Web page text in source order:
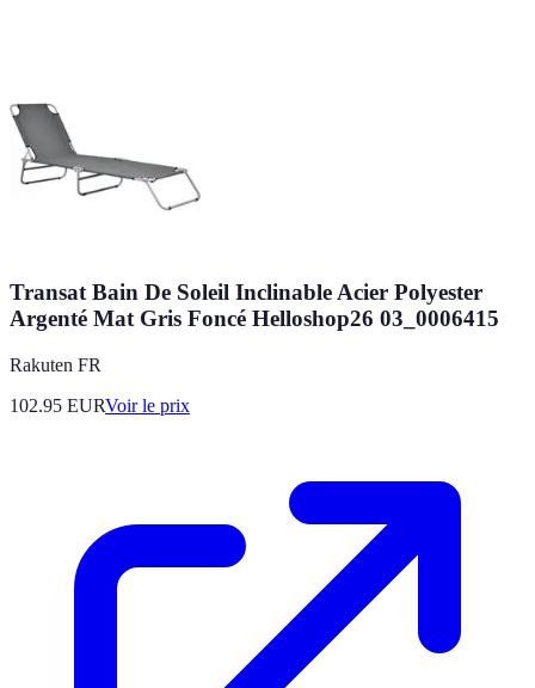
Transat Bain De Soleil Inclinable Acier Polyester
Argenté Mat Gris Foncé Helloshop26 03_0006415
Rakuten FR
102.95 EURVoir le prix